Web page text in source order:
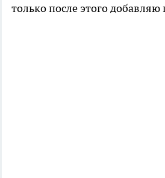
только после этого добавляю